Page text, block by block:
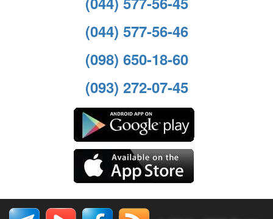
(044) 577-56-46
(098) 650-18-60
(093) 272-07-45